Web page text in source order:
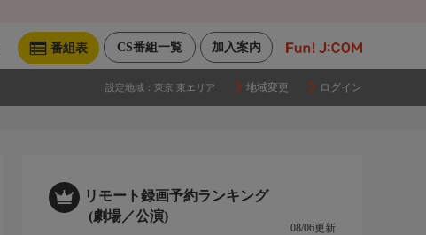
加入案内
CS番組一覧
番組表
設定地域： 東京 東エリア 地域変更 ログイン
リモート録画予約ランキング
(劇場／公演)
08/06更新